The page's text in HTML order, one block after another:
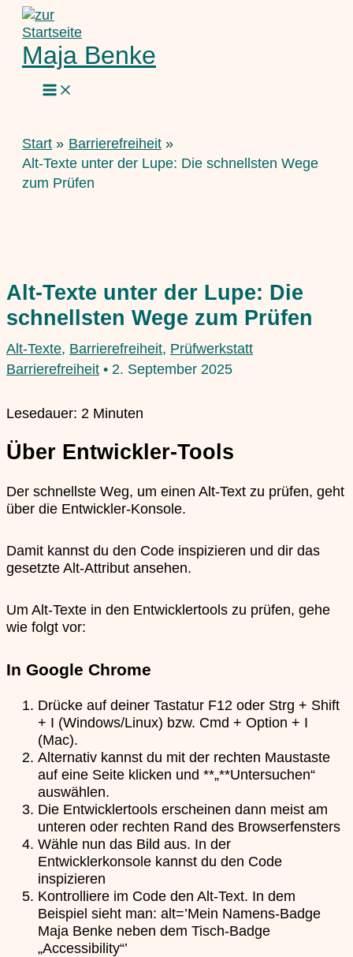
Zum
Inhalt
springen
Maja Benke
Start
Barrierefreiheit
Alt-Texte unter der Lupe: Die schnellsten Wege
zum Prüfen
Alt-Texte unter der Lupe: Die
schnellsten Wege zum Prüfen
Alt-Texte, Barrierefreiheit, Prüfwerkstatt
Barrierefreiheit • 2. September 2025
Lesedauer: 2 Minuten
Über Entwickler-Tools
Der schnellste Weg, um einen Alt-Text zu prüfen, geht
über die Entwickler-Konsole.
Damit kannst du den Code inspizieren und dir das
gesetzte Alt-Attribut ansehen.
Um Alt-Texte in den Entwicklertools zu prüfen, gehe
wie folgt vor:
In Google Chrome
Drücke auf deiner Tastatur F12 oder Strg + Shift
+ I (Windows/Linux) bzw. Cmd + Option + I
(Mac).
Alternativ kannst du mit der rechten Maustaste
auf eine Seite klicken und **„**Untersuchen“
auswählen.
Die Entwicklertools erscheinen dann meist am
unteren oder rechten Rand des Browserfensters
Wähle nun das Bild aus. In der
Entwicklerkonsole kannst du den Code
inspizieren
Kontrolliere im Code den Alt-Text. In dem
Beispiel sieht man: alt=’Mein Namens-Badge
Maja Benke neben dem Tisch-Badge
„Accessibility“’